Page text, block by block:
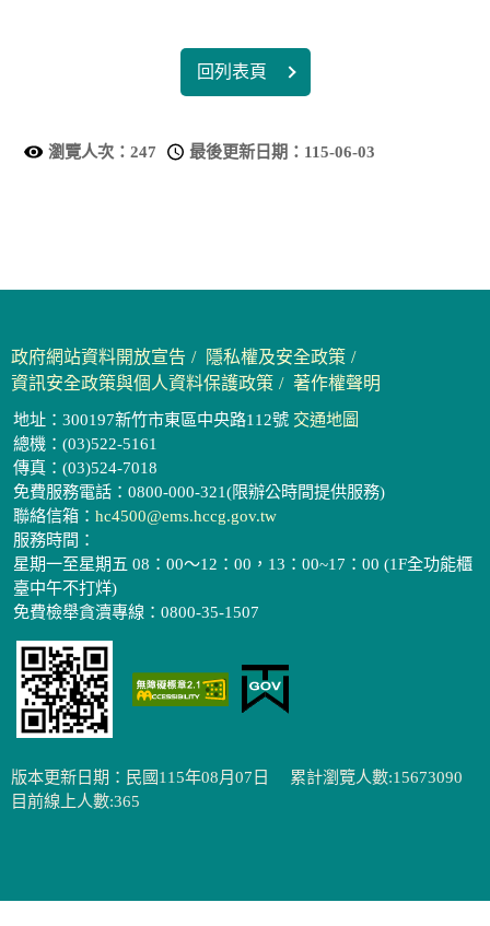
回列表頁
瀏覽人次： 247 最後更新日期： 115-06-03
政府網站資料開放宣告
隱私權及安全政策
資訊安全政策與個人資料保護政策
著作權聲明
地址：300197新竹市東區中央路112號 交通地圖
總機：(03)522-5161
傳真：(03)524-7018
免費服務電話：0800-000-321(限辦公時間提供服務)
聯絡信箱： hc4500@ems.hccg.gov.tw
服務時間：
星期一至星期五 08：00～12：00，13：00~17：00 (1F全功能櫃
臺中午不打烊)
免費檢舉貪瀆專線：0800-35-1507
版本更新日期：民國115年08月07日
累計瀏覽人數:15673090
目前線上人數:365